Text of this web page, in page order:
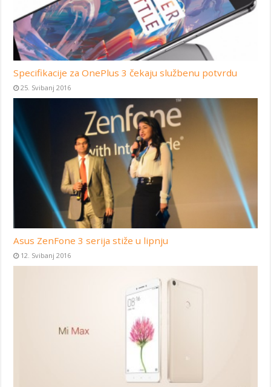
Specifikacije za OnePlus 3 čekaju službenu potvrdu
25. Svibanj 2016
Asus ZenFone 3 serija stiže u lipnju
12. Svibanj 2016